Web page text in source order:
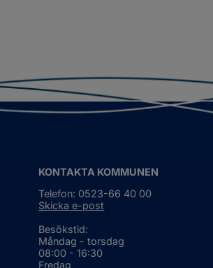
KONTAKTA KOMMUNEN
Telefon: 0523-66 40 00
Skicka e-post
Besökstid:
Måndag - torsdag
08:00 - 16:30
Fredag